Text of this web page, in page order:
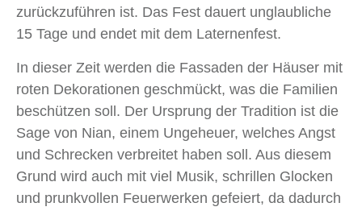
zurückzuführen ist. Das Fest dauert unglaubliche
15 Tage und endet mit dem Laternenfest.
In dieser Zeit werden die Fassaden der Häuser mit
roten Dekorationen geschmückt, was die Familien
beschützen soll. Der Ursprung der Tradition ist die
Sage von Nian, einem Ungeheuer, welches Angst
und Schrecken verbreitet haben soll. Aus diesem
Grund wird auch mit viel Musik, schrillen Glocken
und prunkvollen Feuerwerken gefeiert, da dadurch